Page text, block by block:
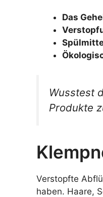
Das
Wusstest
Produkte
Verstopfte
haben. Haare,